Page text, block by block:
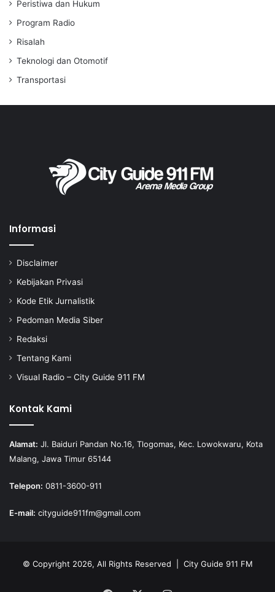
Peristiwa dan Hukum
Program Radio
Risalah
Teknologi dan Otomotif
Transportasi
Informasi
Disclaimer
Kebijakan Privasi
Kode Etik Jurnalistik
Pedoman Media Siber
Redaksi
Tentang Kami
Visual Radio – City Guide 911 FM
Kontak Kami
Alamat: Jl. Baiduri Pandan No.16, Tlogomas, Kec. Lowokwaru, Kota
Malang, Jawa Timur 65144
Telepon: 0811-3600-911
E-mail: cityguide911fm@gmail.com
© Copyright 2026, All Rights Reserved | City Guide 911 FM